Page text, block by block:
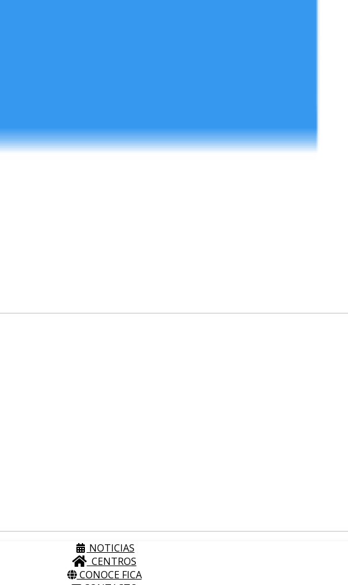
NOTICIAS
CENTROS
CONOCE FICA